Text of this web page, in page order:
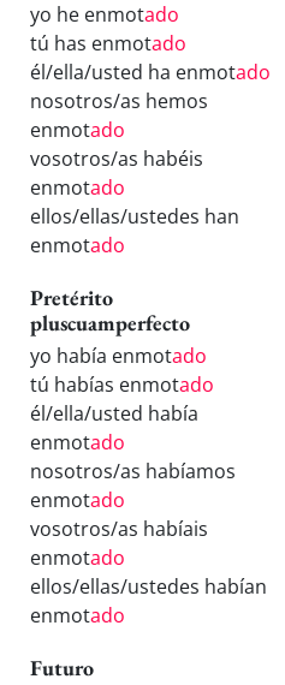
yo he enmotado
tú has enmotado
él/ella/usted ha enmotado
nosotros/as hemos
enmotado
vosotros/as habéis
enmotado
ellos/ellas/ustedes han
enmotado
Pretérito
pluscuamperfecto
yo había enmotado
tú habías enmotado
él/ella/usted había
enmotado
nosotros/as habíamos
enmotado
vosotros/as habíais
enmotado
ellos/ellas/ustedes habían
enmotado
Futuro